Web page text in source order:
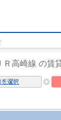
Ｒ高崎線 の賃